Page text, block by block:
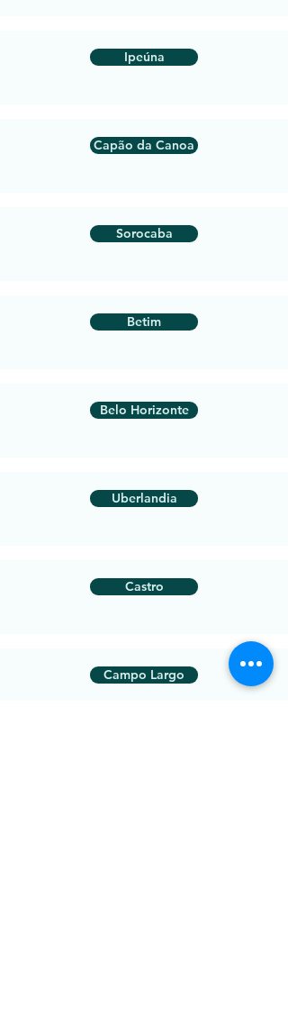
Ipeúna
Capão da Canoa
Sorocaba
Betim
Belo Horizonte
Uberlandia
Castro
Campo Largo